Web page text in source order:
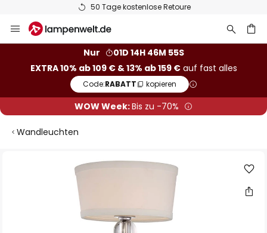
50 Tage kostenlose Retoure
Inhalt
Nur
01D 14H 46M 55S
EXTRA 10% ab 109 € & 13% ab 159 €auf fast alles
Code:RABATT kopieren
WOW Week:Bis zu -70%
Wandleuchten